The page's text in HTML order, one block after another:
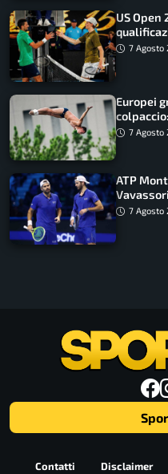
US
draw7 Agosto
Europei
ancora in
7 Agosto
ATP
azzurri
7 Agosto
Contatti Disclaimer